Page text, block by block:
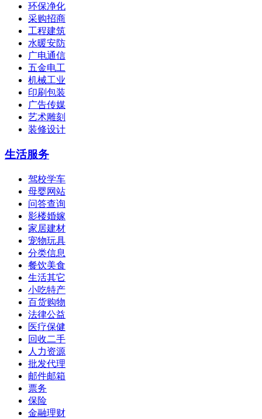
环保净化
采购招商
工程建筑
水暖安防
广电通信
五金电工
机械工业
印刷包装
广告传媒
艺术雕刻
装修设计
生活服务
驾校学车
母婴网站
问答查询
影楼婚嫁
家居建材
宠物玩具
分类信息
餐饮美食
生活其它
小吃特产
百货购物
法律公益
医疗保健
回收二手
人力资源
批发代理
邮件邮箱
票务
保险
金融理财